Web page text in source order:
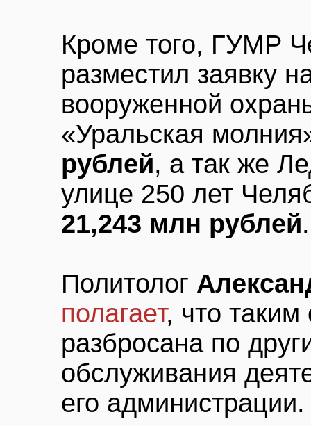
Кроме того, ГУМР
разместил заявку
вооруженной
«Уральская
рублей, а так же
улице 250 лет
21,243 млн рублей.
Политолог
полагает, что таким
разбросана по
обслуживания
его администрации.